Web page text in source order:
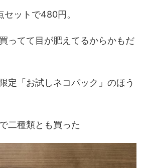
ットで480円。
ってて目が肥えてるからかもだ
定「お試しネコパック」のほう
二種類とも買った